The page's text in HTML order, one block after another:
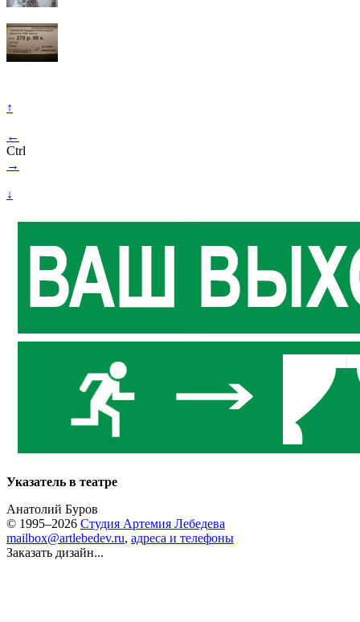
↑
←
Ctrl
→
↓
Указатель в театре
Анатолий Буров
© 1995–2026 Студия Артемия Лебедева
mailbox@artlebedev.ru, адреса и телефоны
Заказать дизайн...